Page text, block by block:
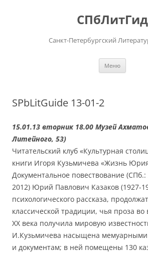
СПбЛитГид
Санкт-Петербургский
Меню
SPbLitGuide 13-01-2
15.01.13 вторник 18.00 Музей
Литейного, 53)
Читательский клуб «Культурная
книги Игоря Кузьмичева «Жизнь
Документальное повествование (СПб.:
2012) Юрий Павлович Казаков (1927-
психологического рассказа,
классической традиции, чья проза во
ХХ века получила мировую
И.Кузьмичева насыщена мемуарными
и документам; в ней помещены 130